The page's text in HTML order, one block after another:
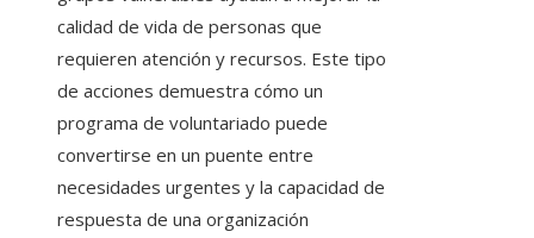
calidad de vida de personas que
requieren atención y recursos. Este tipo
de acciones demuestra cómo un
programa de voluntariado puede
convertirse en un puente entre
necesidades urgentes y la capacidad de
respuesta de una organización